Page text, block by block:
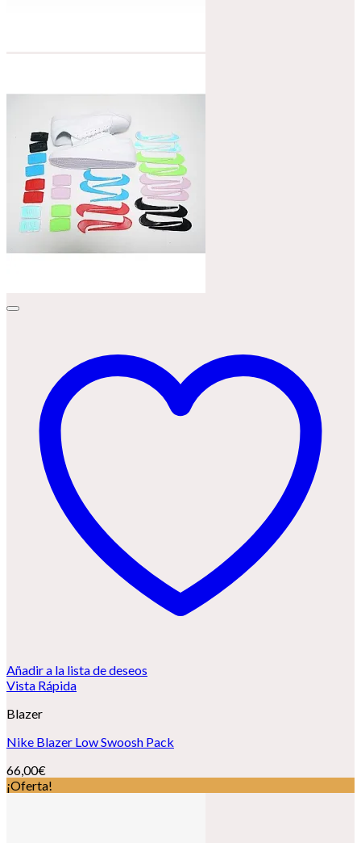
Añadir a la lista de deseos
Vista Rápida
Blazer
Nike Blazer Low Swoosh Pack
66,00€
¡Oferta!